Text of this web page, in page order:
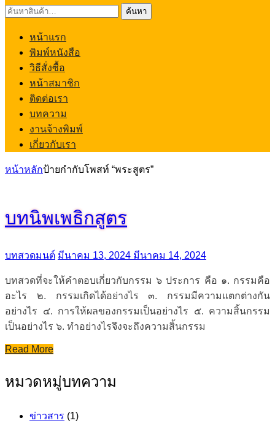
ค้นหา: ค้นหา
หน้าแรก
พิมพ์หนังสือ
วิธีสั่งซื้อ
หน้าสมาชิก
ติดต่อเรา
บทความ
งานจ้างพิมพ์
เกี่ยวกับเรา
หน้าหลักป้ายกำกับโพสท์ “พระสูตร”
บทนิพเพธิกสูตร
บทสวดมนต์ มีนาคม 13, 2024 มีนาคม 14, 2024
บทสวดที่จะให้คำตอบเกี่ยวกับกรรม ๖ ประการ คือ ๑. กรรมคือ
อะไร ๒. กรรมเกิดได้อย่างไร ๓. กรรมมีความแตกต่างกัน
อย่างไร ๔. การให้ผลของกรรมเป็นอย่างไร ๕. ความสิ้นกรรม
เป็นอย่างไร ๖. ทำอย่างไรจึงจะถึงความสิ้นกรรม
Read More
หมวดหมู่บทความ
ข่าวสาร (1)